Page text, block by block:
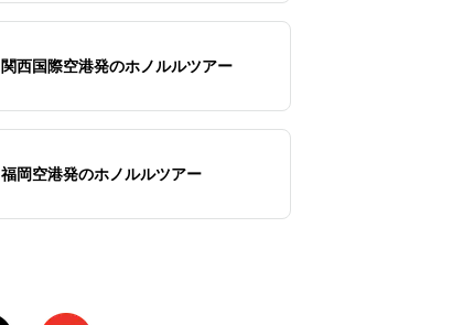
関西国際空港発のホノルルツアー
福岡空港発のホノルルツアー